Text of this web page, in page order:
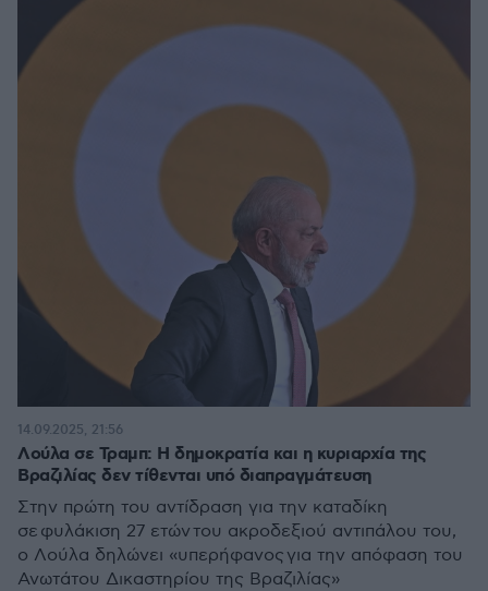
Λούλα σε Τραμπ: Η δημοκρατία και η κυριαρχία της
Βραζιλίας δεν τίθενται υπό διαπραγμάτευση
Στην πρώτη του αντίδραση για την καταδίκη
σε φυλάκιση 27 ετών του ακροδεξιού αντιπάλου του,
ο Λούλα δηλώνει «υπερήφανος για την απόφαση του
Ανωτάτου Δικαστηρίου της Βραζιλίας»
14.09.2025, 21:56